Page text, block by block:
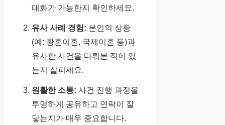
대화가 가능한지 확인하세요.
유사 사례 경험: 본인의 상황
(예: 황혼이혼, 국제이혼 등)과
유사한 사건을 다뤄본 적이 있
는지 살피세요.
원활한 소통: 사건 진행 과정을
투명하게 공유하고 연락이 잘
닿는지가 매우 중요합니다.